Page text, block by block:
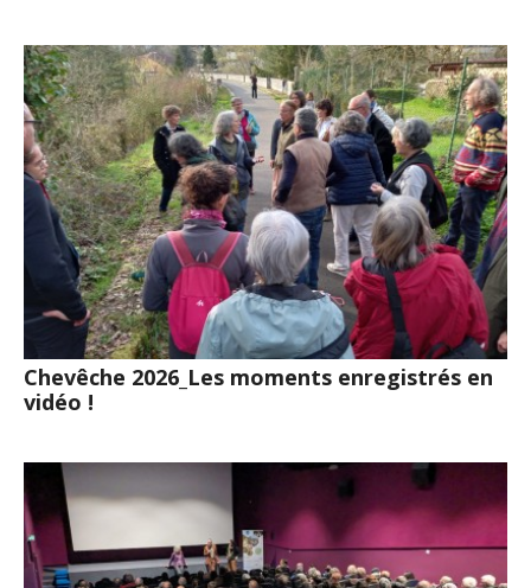
Chevêche 2026_Les moments enregistrés en
vidéo !